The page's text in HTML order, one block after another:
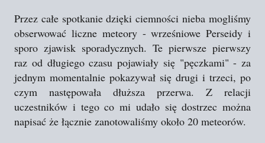
Przez całe spotkanie dzięki ciemności nieba mogliśmy
obserwować liczne meteory - wrześniowe Perseidy i
sporo zjawisk sporadycznych. Te pierwsze pierwszy
raz od długiego czasu pojawiały się "pęczkami" - za
jednym momentalnie pokazywał się drugi i trzeci, po
czym następowała dłuższa przerwa. Z relacji
uczestników i tego co mi udało się dostrzec można
napisać że łącznie zanotowaliśmy około 20 meteorów.